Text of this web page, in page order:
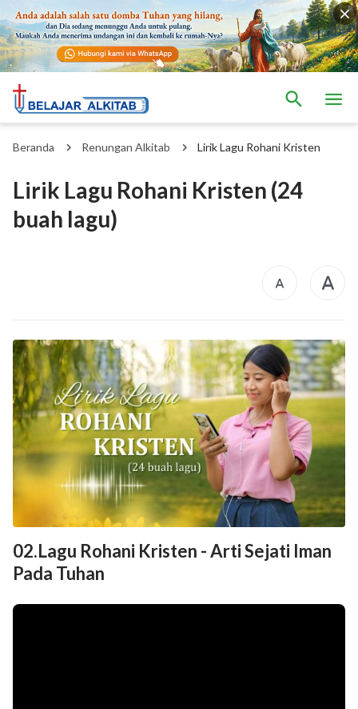
Beranda Renungan Alkitab Lirik Lagu Rohani Kristen
Lirik Lagu Rohani Kristen (24
buah lagu)
02.Lagu Rohani Kristen - Arti Sejati Iman
Pada Tuhan